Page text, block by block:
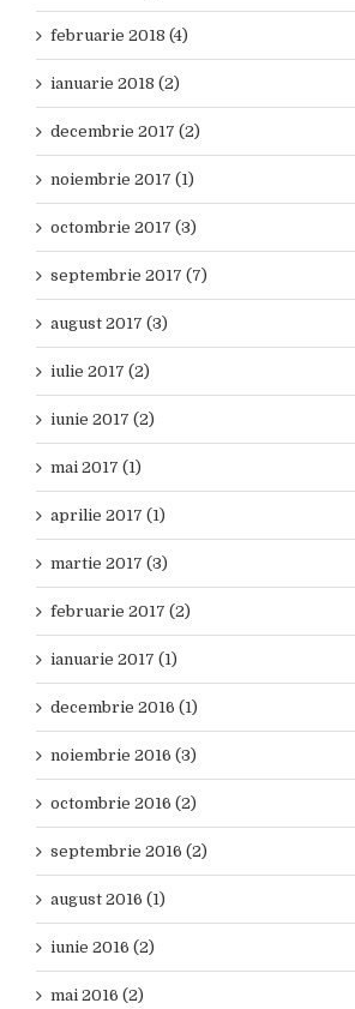
februarie 2018 (4)
ianuarie 2018 (2)
decembrie 2017 (2)
noiembrie 2017 (1)
octombrie 2017 (3)
septembrie 2017 (7)
august 2017 (3)
iulie 2017 (2)
iunie 2017 (2)
mai 2017 (1)
aprilie 2017 (1)
martie 2017 (3)
februarie 2017 (2)
ianuarie 2017 (1)
decembrie 2016 (1)
noiembrie 2016 (3)
octombrie 2016 (2)
septembrie 2016 (2)
august 2016 (1)
iunie 2016 (2)
mai 2016 (2)